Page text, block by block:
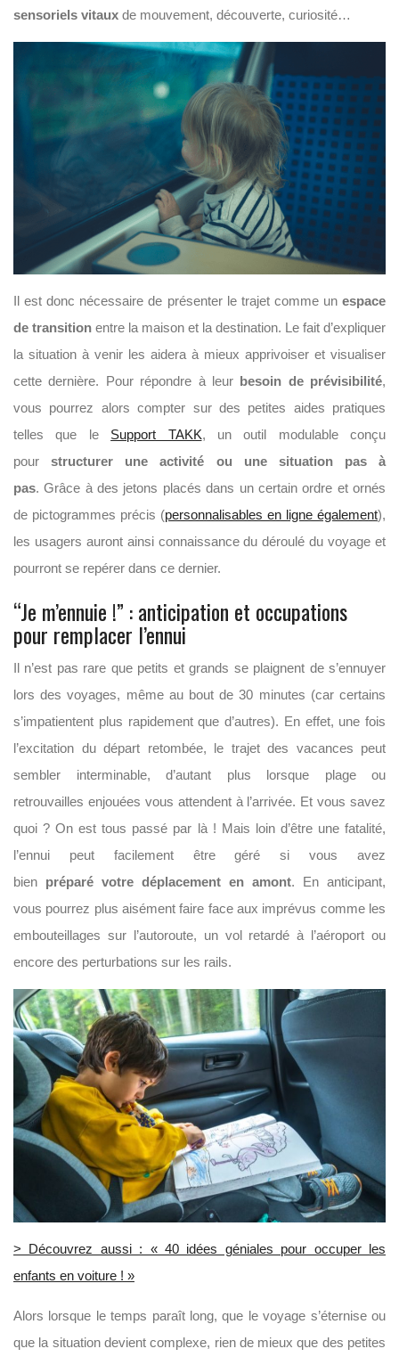
sensoriels vitaux de mouvement, découverte, curiosité…
Il est donc nécessaire de présenter le trajet comme un espace
de transition entre la maison et la destination. Le fait d’expliquer
la situation à venir les aidera à mieux apprivoiser et visualiser
cette dernière. Pour répondre à leur besoin de prévisibilité,
vous pourrez alors compter sur des petites aides pratiques
telles que le Support TAKK, un outil modulable conçu
pourstructurer une activité ou une situation pas à
pas. Grâce à des jetons placés dans un certain ordre et ornés
de pictogrammes précis (personnalisables en ligne également),
les usagers auront ainsi connaissance du déroulé du voyage et
pourront se repérer dans ce dernier.
“Je m’ennuie !” : anticipation et occupations
pour remplacer l’ennui
Il n’est pas rare que petits et grands se plaignent de s’ennuyer
lors des voyages, même au bout de 30 minutes (car certains
s’impatientent plus rapidement que d’autres). En effet, une fois
l’excitation du départ retombée, le trajet des vacances peut
sembler interminable, d’autant plus lorsque plage ou
retrouvailles enjouées vous attendent à l’arrivée. Et vous savez
quoi ? On est tous passé par là ! Mais loin d’être une fatalité,
l’ennui peut facilement être géré si vous avez
bien préparé votre déplacement en amont. En anticipant,
vous pourrez plus aisément faire face aux imprévus comme les
embouteillages sur l’autoroute, un vol retardé à l’aéroport ou
encore des perturbations sur les rails.
> Découvrez aussi : « 40 idées géniales pour occuper les
enfants en voiture ! »
Alors lorsque le temps paraît long, que le voyage s’éternise ou
que la situation devient complexe, rien de mieux que des petites